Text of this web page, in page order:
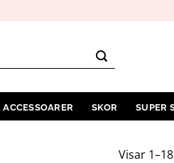
ACCESSOARER SKOR SUPER
Visar